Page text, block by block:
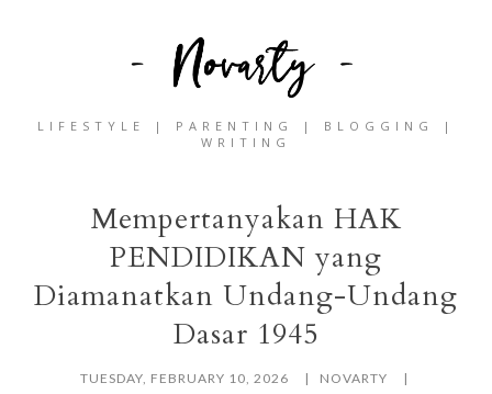
LIFESTYLE | PARENTING | BLOGGING |
WRITING
Mempertanyakan HAK
PENDIDIKAN yang
Diamanatkan Undang-Undang
Dasar 1945
TUESDAY, FEBRUARY 10, 2026
NOVARTY